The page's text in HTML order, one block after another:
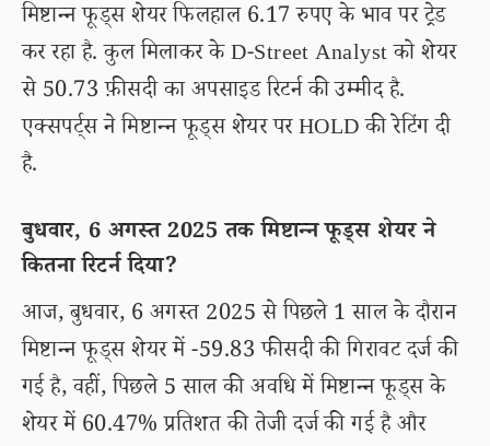
मिष्टान्न फूड्स शेयर फिलहाल 6.17 रुपए के भाव पर ट्रेड
कर रहा है. कुल मिलाकर के D-Street Analyst को शेयर
से 50.73 फ़ीसदी का अपसाइड रिटर्न की उम्मीद है.
एक्सपर्ट्स ने मिष्टान्न फूड्स शेयर पर HOLD की रेटिंग दी
है.
बुधवार, 6 अगस्त 2025 तक मिष्टान्न फूड्स शेयर ने
कितना रिटर्न दिया?
आज, बुधवार, 6 अगस्त 2025 से पिछले 1 साल के दौरान
मिष्टान्न फूड्स शेयर में -59.83 फीसदी की गिरावट दर्ज की
गई है, वहीं, पिछले 5 साल की अवधि में मिष्टान्न फूड्स के
शेयर में 60.47% प्रतिशत की तेजी दर्ज की गई है और